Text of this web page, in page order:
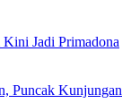
Jadi Primadona
Puncak Kunjungan